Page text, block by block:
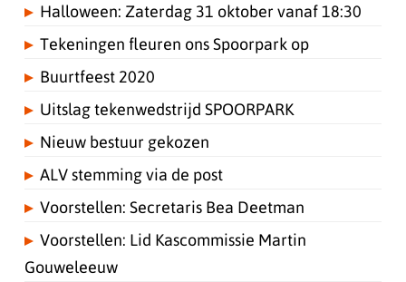
Halloween: Zaterdag 31 oktober vanaf 18:30
Tekeningen fleuren ons Spoorpark op
Buurtfeest 2020
Uitslag tekenwedstrijd SPOORPARK
Nieuw bestuur gekozen
ALV stemming via de post
Voorstellen: Secretaris Bea Deetman
Voorstellen: Lid Kascommissie Martin
Gouweleeuw